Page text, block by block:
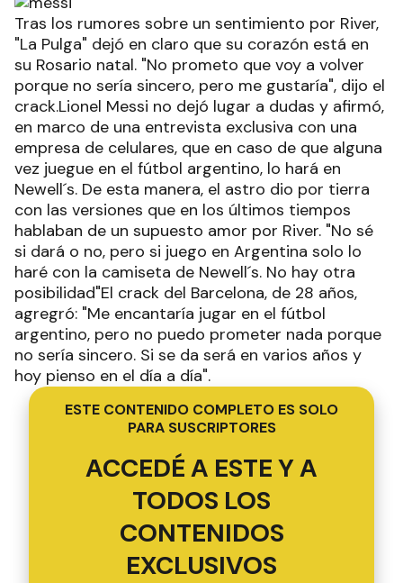
Tras los rumores sobre un sentimiento por River,
"La Pulga" dejó en claro que su corazón está en
su Rosario natal. "No prometo que voy a volver
porque no sería sincero, pero me gustaría", dijo el
crack.Lionel Messi no dejó lugar a dudas y afirmó,
en marco de una entrevista exclusiva con una
empresa de celulares, que en caso de que alguna
vez juegue en el fútbol argentino, lo hará en
Newell´s. De esta manera, el astro dio por tierra
con las versiones que en los últimos tiempos
hablaban de un supuesto amor por River. "No sé
si dará o no, pero si juego en Argentina solo lo
haré con la camiseta de Newell´s. No hay otra
posibilidad"El crack del Barcelona, de 28 años,
agregró: "Me encantaría jugar en el fútbol
argentino, pero no puedo prometer nada porque
no sería sincero. Si se da será en varios años y
hoy pienso en el día a día".
ESTE CONTENIDO COMPLETO ES SOLO
PARA SUSCRIPTORES
ACCEDÉ A ESTE Y A
TODOS LOS
CONTENIDOS
EXCLUSIVOS